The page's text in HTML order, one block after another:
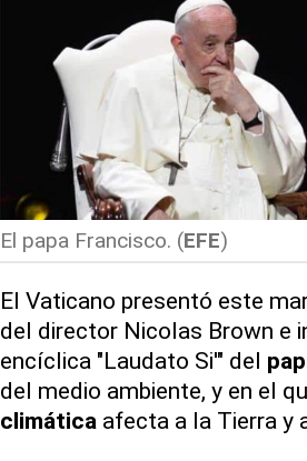
El papa Francisco. (EFE)
El Vaticano presentó este
del director Nicolas Brown e
encíclica "Laudato Si'" del
del medio ambiente, y en el
climática afecta a la Tierra y